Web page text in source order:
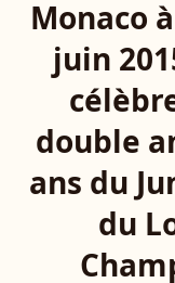
Monaco
juin
double
ans du
du